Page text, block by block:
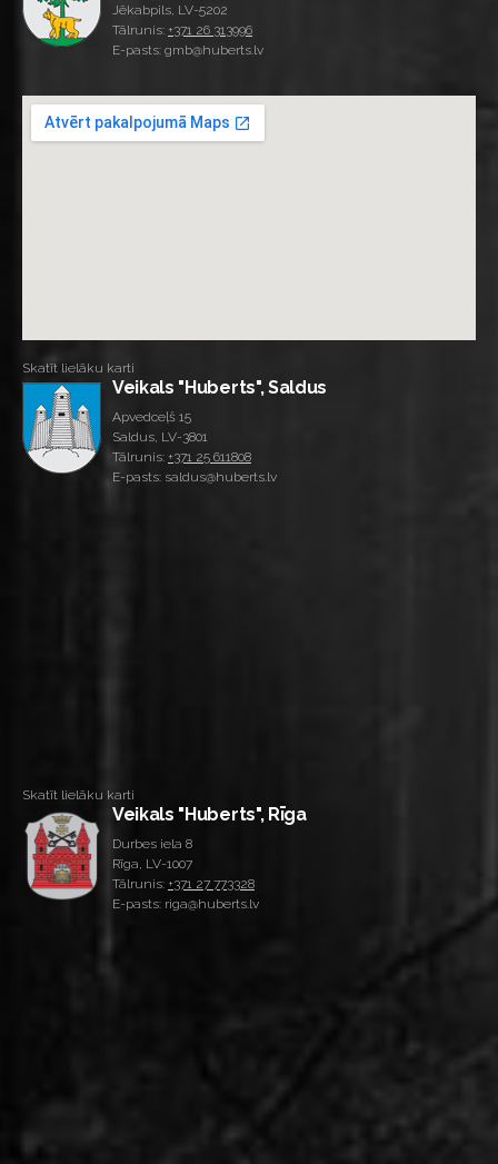
Jēkabpils, LV-5202
Tālrunis: +371 26 313996
E-pasts: gmb@huberts.lv
Skatīt lielāku karti
Veikals "Huberts", Saldus
Apvedceļš 15
Saldus, LV-3801
Tālrunis: +371 25 611808
E-pasts: saldus@huberts.lv
Skatīt lielāku karti
Veikals "Huberts", Rīga
Durbes iela 8
Rīga, LV-1007
Tālrunis: +371 27 773328
E-pasts: riga@huberts.lv